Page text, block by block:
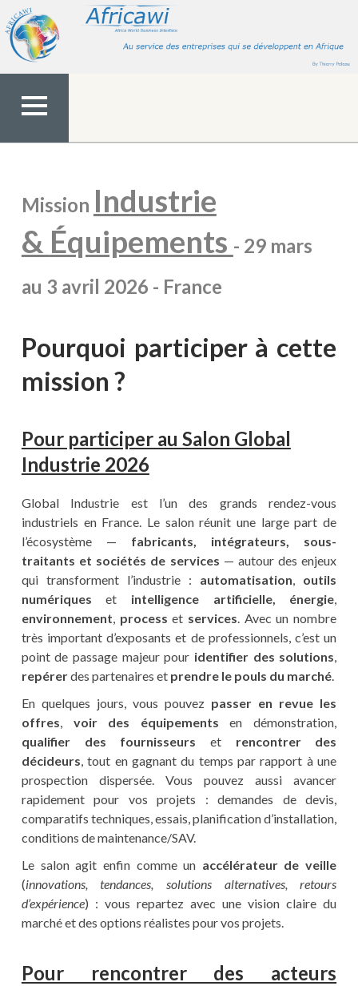
contenu
MENU
Mission Industrie
& Équipements - 29 mars
au 3 avril 2026 - France
Pourquoi participer à cette
mission ?
Pour participer au Salon Global
Industrie 2026
Global Industrie est l’un des grands rendez-vous
industriels en France. Le salon réunit une large part de
l’écosystème — fabricants, intégrateurs, sous-
traitants et sociétés de services — autour des enjeux
qui transforment l’industrie : automatisation, outils
numériques et intelligence artificielle, énergie,
environnement, process et services. Avec un nombre
très important d’exposants et de professionnels, c’est un
point de passage majeur pour identifier des solutions,
repérerdes partenaires et prendre le pouls du marché.
En quelques jours, vous pouvez passer en revue les
offres, voir des équipements en démonstration,
qualifier des fournisseurs et rencontrer des
décideurs, tout en gagnant du temps par rapport à une
prospection dispersée. Vous pouvez aussi avancer
rapidement pour vos projets : demandes de devis,
comparatifs techniques, essais, planification d’installation,
conditions de maintenance/SAV.
Le salon agit enfin comme un accélérateur de veille
(innovations, tendances, solutions alternatives, retours
d’expérience) : vous repartez avec une vision claire du
marché et des options réalistes pour vos projets.
Pour rencontrer des acteurs